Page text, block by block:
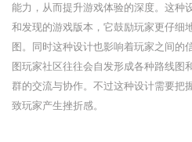
能力，从而提升游戏体验的深度。这种
和发现的游戏版本，它鼓励玩家更仔细
图。同时这种设计也影响着玩家之间的
图玩家社区往往会自发形成各种路线图
群的交流与协作。不过这种设计需要把
致玩家产生挫折感。